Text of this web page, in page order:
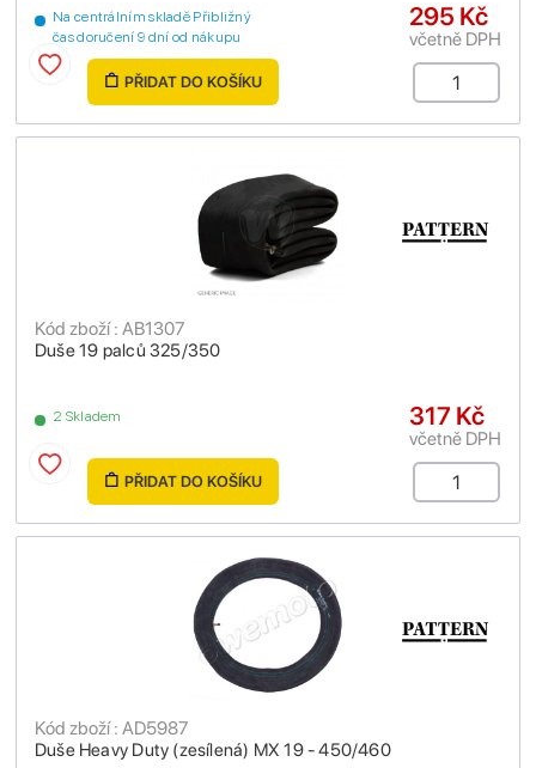
Na centrálním skladě Přibližný
čas doručení 9 dní od nákupu
295 Kč
včetně DPH
PŘIDAT DO KOŠÍKU
Duše 19 palců 325/350
Kód zboží : AB1307
2 Skladem 317 Kč
včetně DPH
PŘIDAT DO KOŠÍKU
Duše Heavy Duty (zesílená) MX 19 - 450/460
Kód zboží : AD5987